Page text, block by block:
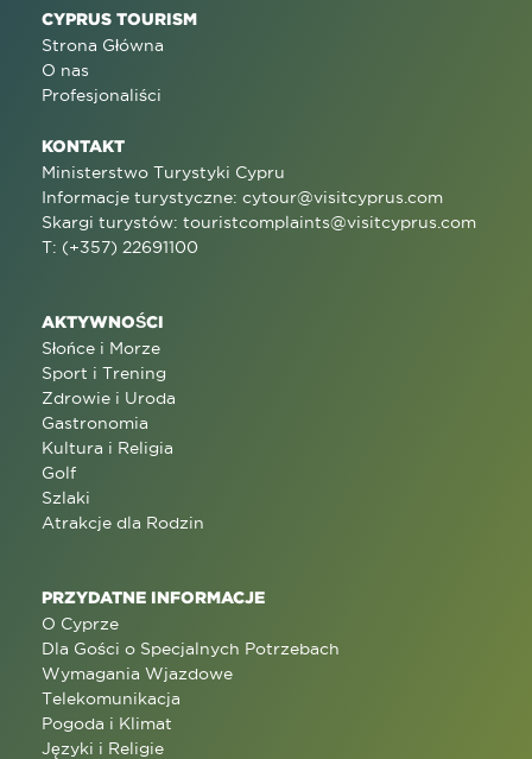
CYPRUS TOURISM
Strona Główna
O nas
Profesjonaliści
KONTAKT
Ministerstwo Turystyki Cypru
Informacje turystyczne: cytour@visitcyprus.com
Skargi turystów: touristcomplaints@visitcyprus.com
T: (+357) 22691100
AKTYWNOŚCI
Słońce i Morze
Sport i Trening
Zdrowie i Uroda
Gastronomia
Kultura i Religia
Golf
Szlaki
Atrakcje dla Rodzin
PRZYDATNE INFORMACJE
O Cyprze
Dla Gości o Specjalnych Potrzebach
Wymagania Wjazdowe
Telekomunikacja
Pogoda i Klimat
Języki i Religie